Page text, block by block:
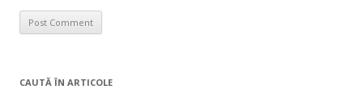
CAUTĂ ÎN ARTICOLE